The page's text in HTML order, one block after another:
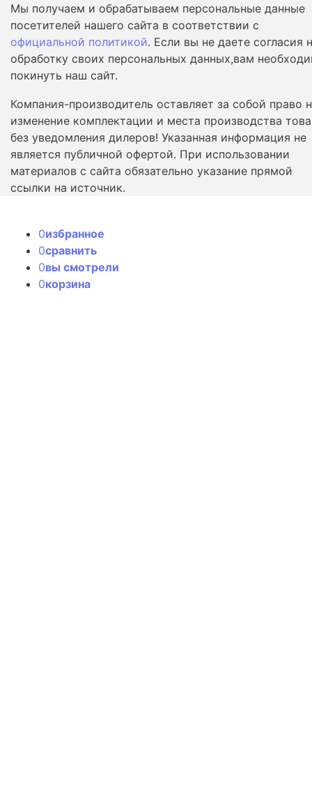
Мы получаем и обрабатываем персональные данные
посетителей нашего сайта в соответствии с
официальной политикой. Если вы не даете согласия
обработку своих персональных данных,вам
покинуть наш сайт.
Компания-производитель оставляет за собой право
изменение комплектации и места производства
без уведомления дилеров! Указанная информация не
является публичной офертой. При использовании
материалов с сайта обязательно указание прямой
ссылки на источник.
0избранное
0сравнить
0вы смотрели
0корзина